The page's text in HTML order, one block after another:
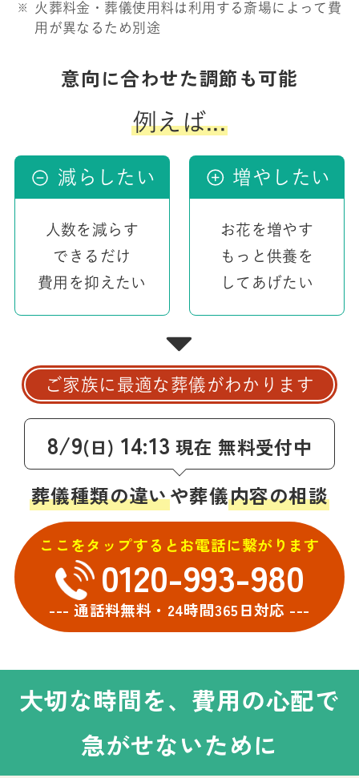
火葬料金・葬儀使用料は利用する斎場によって費
用が異なるため別途
意向に合わせた調節も可能
例えば...
減らしたい
人数を減らす
できるだけ
費用を抑えたい
増やしたい
お花を増やす
もっと供養を
してあげたい
ご家族に最適な葬儀がわかります
8/9(日) 14:13 現在 無料受付中
葬儀種類の違いや葬儀内容の相談
ここをタップするとお電話に繋がります
0120-993-980
--- 通話料無料・24時間365日対応 ---
大切な時間を、費用の心配で
急がせないために